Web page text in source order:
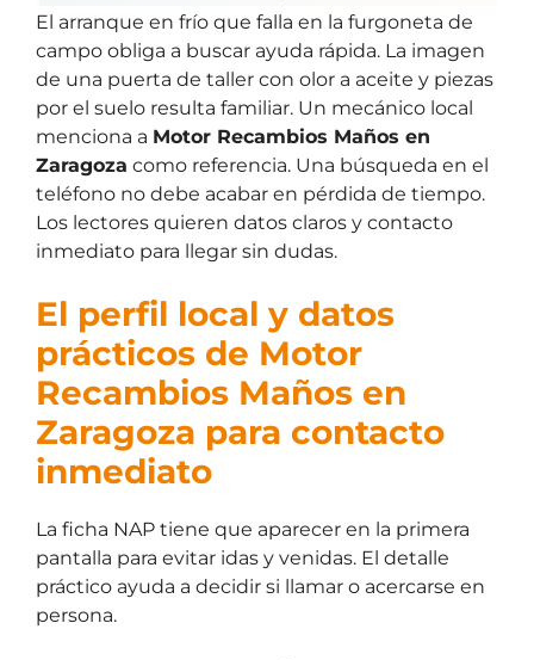
El arranque en frío que falla en la furgoneta de
campo obliga a buscar ayuda rápida. La imagen
de una puerta de taller con olor a aceite y piezas
por el suelo resulta familiar. Un mecánico local
menciona a Motor Recambios Maños en
Zaragoza como referencia. Una búsqueda en el
teléfono no debe acabar en pérdida de tiempo.
Los lectores quieren datos claros y contacto
inmediato para llegar sin dudas.
El perfil local y datos
prácticos de Motor
Recambios Maños en
Zaragoza para contacto
inmediato
La ficha NAP tiene que aparecer en la primera
pantalla para evitar idas y venidas. El detalle
práctico ayuda a decidir si llamar o acercarse en
persona.